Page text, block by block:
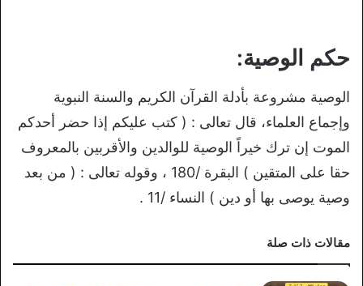
حكم الوصية:
الوصية مشروعة بأدلة القرآن الكريم والسنة النبوية
وإجماع العلماء، قال تعالى : ( كتب عليكم إذا حضر أحدكم
الموت إن ترك خيراً الوصية للوالدين والأقربين بالمعروف
حقا على المتقين ) البقرة /180 ، وقوله تعالى : ( من بعد
وصية يوصى بها أو دين ) النساء /11 .
مقالات ذات صلة